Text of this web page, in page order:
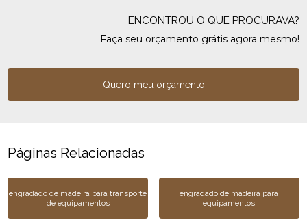
ENCONTROU O QUE PROCURAVA?
Faça seu orçamento grátis agora mesmo!
Quero meu orçamento
Páginas Relacionadas
engradado de madeira para transporte
de equipamentos
engradado de madeira para
equipamentos